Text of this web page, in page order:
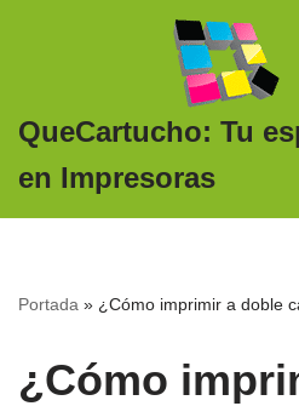
contenido
QueCartucho: Tu
en Impresoras
Portada » ¿Cómo imprimir a doble
¿Cómo